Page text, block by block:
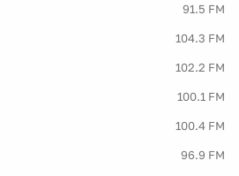
91.5 FM
104.3 FM
102.2 FM
100.1 FM
100.4 FM
96.9 FM